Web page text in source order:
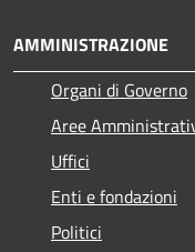
AMMINISTRAZIONE
Organi di Governo
Aree
Uffici
Enti e fondazioni
Politici